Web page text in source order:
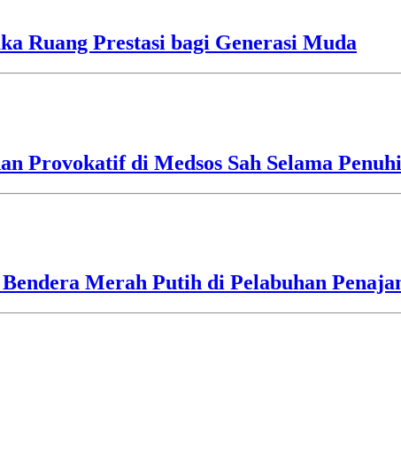
Ruang Prestasi bagi Generasi Muda
Provokatif di Medsos Sah Selama
Merah Putih di Pelabuhan